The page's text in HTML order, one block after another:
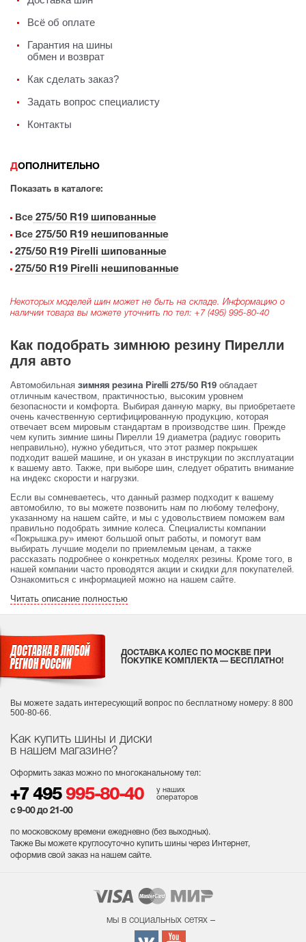
Всё об оплате
Гарантия на шины
обмен и возврат
Как сделать заказ?
Задать вопрос специалисту
Контакты
ДОПОЛНИТЕЛЬНО
Показать в каталоге:
Все 275/50 R19 шипованные
Все 275/50 R19 нешипованные
275/50 R19 Pirelli шипованные
275/50 R19 Pirelli нешипованные
Некоторых моделей шин может не быть на складе. Информацию о
наличии товара вы можете уточнить по тел: +7 (495) 995-80-40
Как подобрать зимнюю резину Пирелли
для авто
Автомобильная зимняя резина Pirelli 275/50 R19 обладает
отличным качеством, практичностью, высоким уровнем
безопасности и комфорта. Выбирая данную марку, вы приобретаете
очень качественную сертифицированную продукцию, которая
отвечает всем мировым стандартам в производстве шин. Прежде
чем купить зимние шины Пирелли 19 диаметра (радиус говорить
неправильно), нужно убедиться, что этот размер покрышек
подходит вашей машине, и он указан в инструкции по эксплуатации
к вашему авто. Также, при выборе шин, следует обратить внимание
на индекс скорости и нагрузки.
Если вы сомневаетесь, что данный размер подходит к вашему
автомобилю, то вы можете позвонить нам по любому телефону,
указанному на нашем сайте, и мы с удовольствием поможем вам
правильно подобрать зимние колеса. Специалисты компании
«Покрышка.ру» имеют большой опыт работы, и помогут вам
выбирать лучшие модели по приемлемым ценам, а также
рассказать подробнее о конкретных моделях резины. Кроме того, в
нашей компании часто проводятся акции и скидки для покупателей.
Ознакомиться с информацией можно на нашем сайте.
Читать описание полностью
Как купить шины и диски
в нашем магазине?
Оформить заказ можно по многоканальному тел:
+7 495 995-80-40
у наших
операторов
с 9-00 до 21-00
по московскому времени ежедневно (без выходных).
Также Вы можете круглосуточно купить шины через Интернет,
оформив свой заказ на нашем сайте.
ДОСТАВКА КОЛЕС ПО МОСКВЕ ПРИ
ПОКУПКЕ КОМПЛЕКТА — БЕСПЛАТНО!
Вы можете задать интересующий вопрос по бесплатному номеру: 8 800
500-80-66.
мы в социальных сетях –